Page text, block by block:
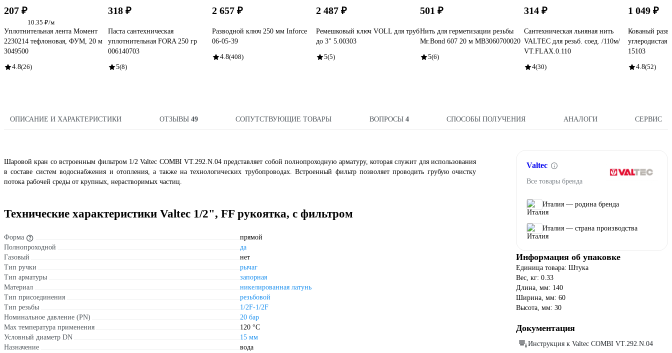
207 ₽
10.35 ₽/м
Уплотнительная лента Момент
2230214 тефлоновая, ФУМ, 20 м
3049500
4.8(26)
318 ₽
Паста сантехническая
уплотнительная FORA 250 гр
006140703
5(8)
2 657 ₽
Разводной ключ 250 мм Inforce
06-05-39
4.8(408)
2 487 ₽
Ремешковый ключ VOLL для труб
до 3" 5.00303
5(5)
501 ₽
Нить для герметизации резьбы
Mr.Bond 607 20 м MB3060700020
5(6)
314 ₽
Сантехническая льняная нить
VALTEC для резьб. соед. /110м/
VT.FLAX.0.110
4(30)
1 049 ₽
Кованый
углеродистая
15103
4.8(52)
ОПИСАНИЕ И ХАРАКТЕРИСТИКИ ОТЗЫВЫ 49 СОПУТСТВУЮЩИЕ ТОВАРЫ ВОПРОСЫ 4 СПОСОБЫ ПОЛУЧЕНИЯ АНАЛОГИ СЕРВИС
Шаровой кран со встроенным фильтром 1/2 Valtec COMBI VT.292.N.04 представляет собой полнопроходную арматуру, которая служит для использования
в составе систем водоснабжения и отопления, а также на технологических трубопроводах. Встроенный фильтр позволяет проводить грубую очистку
потока рабочей среды от крупных, нерастворимых частиц.
Технические характеристики Valtec 1/2", FF рукоятка, с фильтром
Форма
прямой
Полнопроходной
да
Газовый
нет
Тип ручки
рычаг
Тип арматуры
запорная
Материал
никелированная латунь
Тип присоединения
резьбовой
Тип резьбы
1/2F-1/2F
Номинальное давление (PN)
20 бар
Max температура применения
120 °С
Условный диаметр DN
15 мм
Назначение
вода
Valtec
Все товары бренда
Италия — родина бренда
Италия — страна производства
Информация об упаковке
Единица товара: Штука
Вес, кг: 0.33
Длина, мм: 140
Ширина, мм: 60
Высота, мм: 30
Документация
Инструкция к Valtec COMBI VT.292.N.04